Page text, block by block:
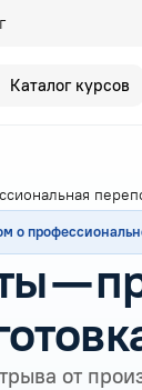
Каталог курсов
о
—
от